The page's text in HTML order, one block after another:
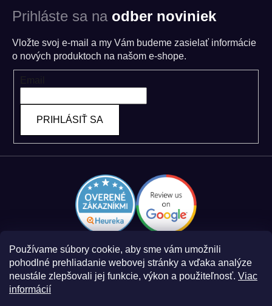
Používame súbory cookie, aby sme vám umožnili
pohodlné prehliadanie webovej stránky a vďaka analýze
neustále zlepšovali jej funkcie, výkon a použiteľnosť. Viac
informácií
Prihláste sa na odber noviniek
Vložte svoj e-mail a my Vám budeme zasielať informácie
o nových produktoch na našom e-shope.
PRIHLÁSIŤ SA
Zásady spracovania osobných údajov